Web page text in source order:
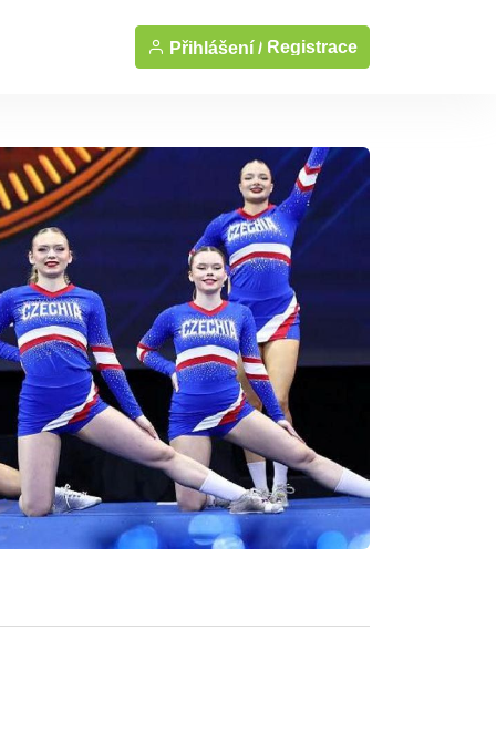
Přihlášení / Registrace